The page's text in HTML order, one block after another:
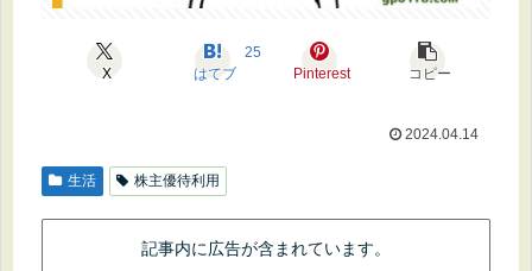
X はてブ
25
Pinterest
コピー
2024.04.14
生活 株主優待利用
記事内に広告が含まれています。